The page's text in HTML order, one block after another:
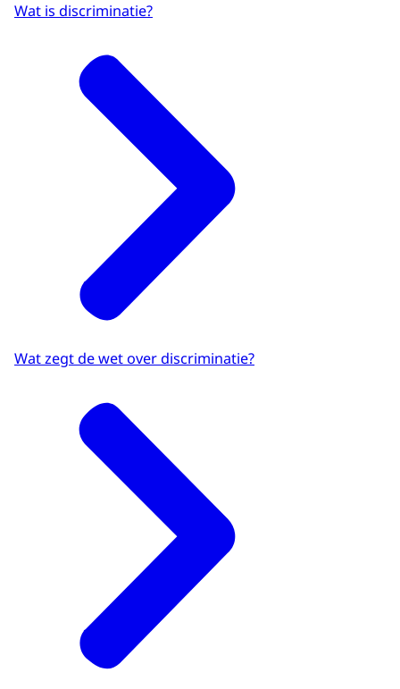
Wat is discriminatie?
Wat zegt de wet over discriminatie?